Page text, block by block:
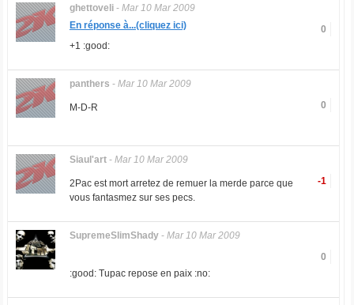
ghettoveli- Mar 10 Mar 2009
0
En réponse à...(cliquez ici)
+1 :good:
panthers - Mar 10 Mar 2009
0
M-D-R
Siaul'art- Mar 10 Mar 2009
-1
2Pac est mort arretez de remuer la merde parce que
vous fantasmez sur ses pecs.
SupremeSlimShady- Mar 10 Mar 2009
0
:good: Tupac repose en paix :no: